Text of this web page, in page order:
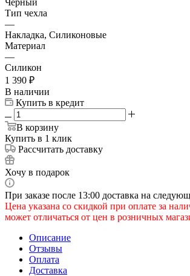
Тип чехла
—
Накладка, Силиконовые
Материал
—
Силикон
1 390 ₽
В наличии
Купить в кредит
В корзину
Купить в 1 клик
Рассчитать доставку
Хочу в подарок
При заказе после 13:00 доставка на
Цена указана со скидкой при оплате за
может отличаться от цен в розничных
Описание
Отзывы
Оплата
Доставка